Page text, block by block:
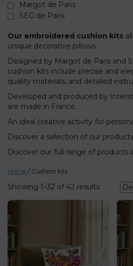
Margot de Paris
SEG de Paris
Our embroidered cushion kits
unique decorative pillows.
Designed by Margot de Paris and
cushion kits include precise and
quality materials, and detailed
Developed and produced by
are made in France.
An ideal creative activity for
Discover a selection of our
Discover our full range of products
Home / Cushion kits
Showing 1–32 of 42 results